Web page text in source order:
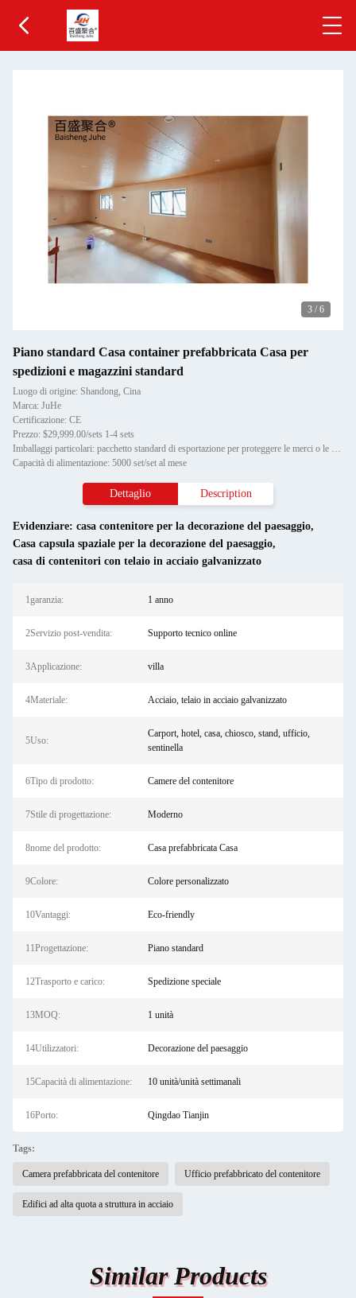
3 / 6
Piano standard Casa container prefabbricata Casa per
spedizioni e magazzini standard
Luogo di origine: Shandong, Cina
Marca: JuHe
Certificazione: CE
Prezzo: $29,999.00/sets 1-4 sets
Imballaggi particolari: pacchetto standard di esportazione per proteggere le merci o le esigenze del cliente
Capacità di alimentazione: 5000 set/set al mese
Dettaglio Description
Evidenziare: casa contenitore per la decorazione del paesaggio,
Casa capsula spaziale per la decorazione del paesaggio,
casa di contenitori con telaio in acciaio galvanizzato
1garanzia: 1 anno
2Servizio post-vendita: Supporto tecnico online
3Applicazione: villa
4Materiale: Acciaio, telaio in acciaio galvanizzato
5Uso:
Carport, hotel, casa, chiosco, stand, ufficio,
sentinella
6Tipo di prodotto: Camere del contenitore
7Stile di progettazione: Moderno
8nome del prodotto: Casa prefabbricata Casa
9Colore: Colore personalizzato
10Vantaggi: Eco-friendly
11Progettazione: Piano standard
12Trasporto e carico: Spedizione speciale
13MOQ: 1 unità
14Utilizzatori: Decorazione del paesaggio
15Capacità di alimentazione: 10 unità/unità settimanali
16Porto: Qingdao Tianjin
Tags:
Camera prefabbricata del contenitore Ufficio prefabbricato del contenitore
Edifici ad alta quota a struttura in acciaio
Similar Products